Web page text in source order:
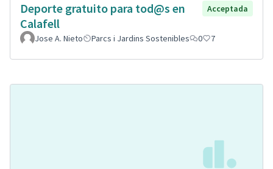
Deporte gratuito para tod@s en
Calafell
Acceptada
Jose A. Nieto Parcs i Jardins Sostenibles 0 7